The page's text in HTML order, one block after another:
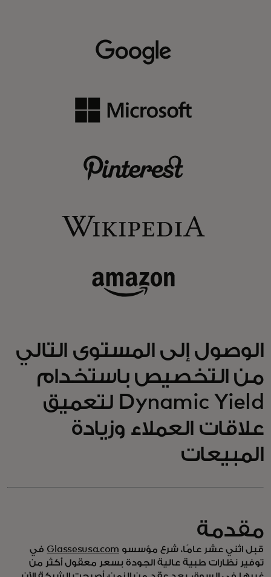
الوصول إلى المستوى التالي
من التخصيص باستخدام
Dynamic Yield لتعميق
علاقات العملاء وزيادة
المبيعات
مقدمة
قبل اثني عشر عامًا، شرع مؤسسو Glassesusa.com في
توفير نظارات طبية عالية الجودة بسعر معقول أكثر من